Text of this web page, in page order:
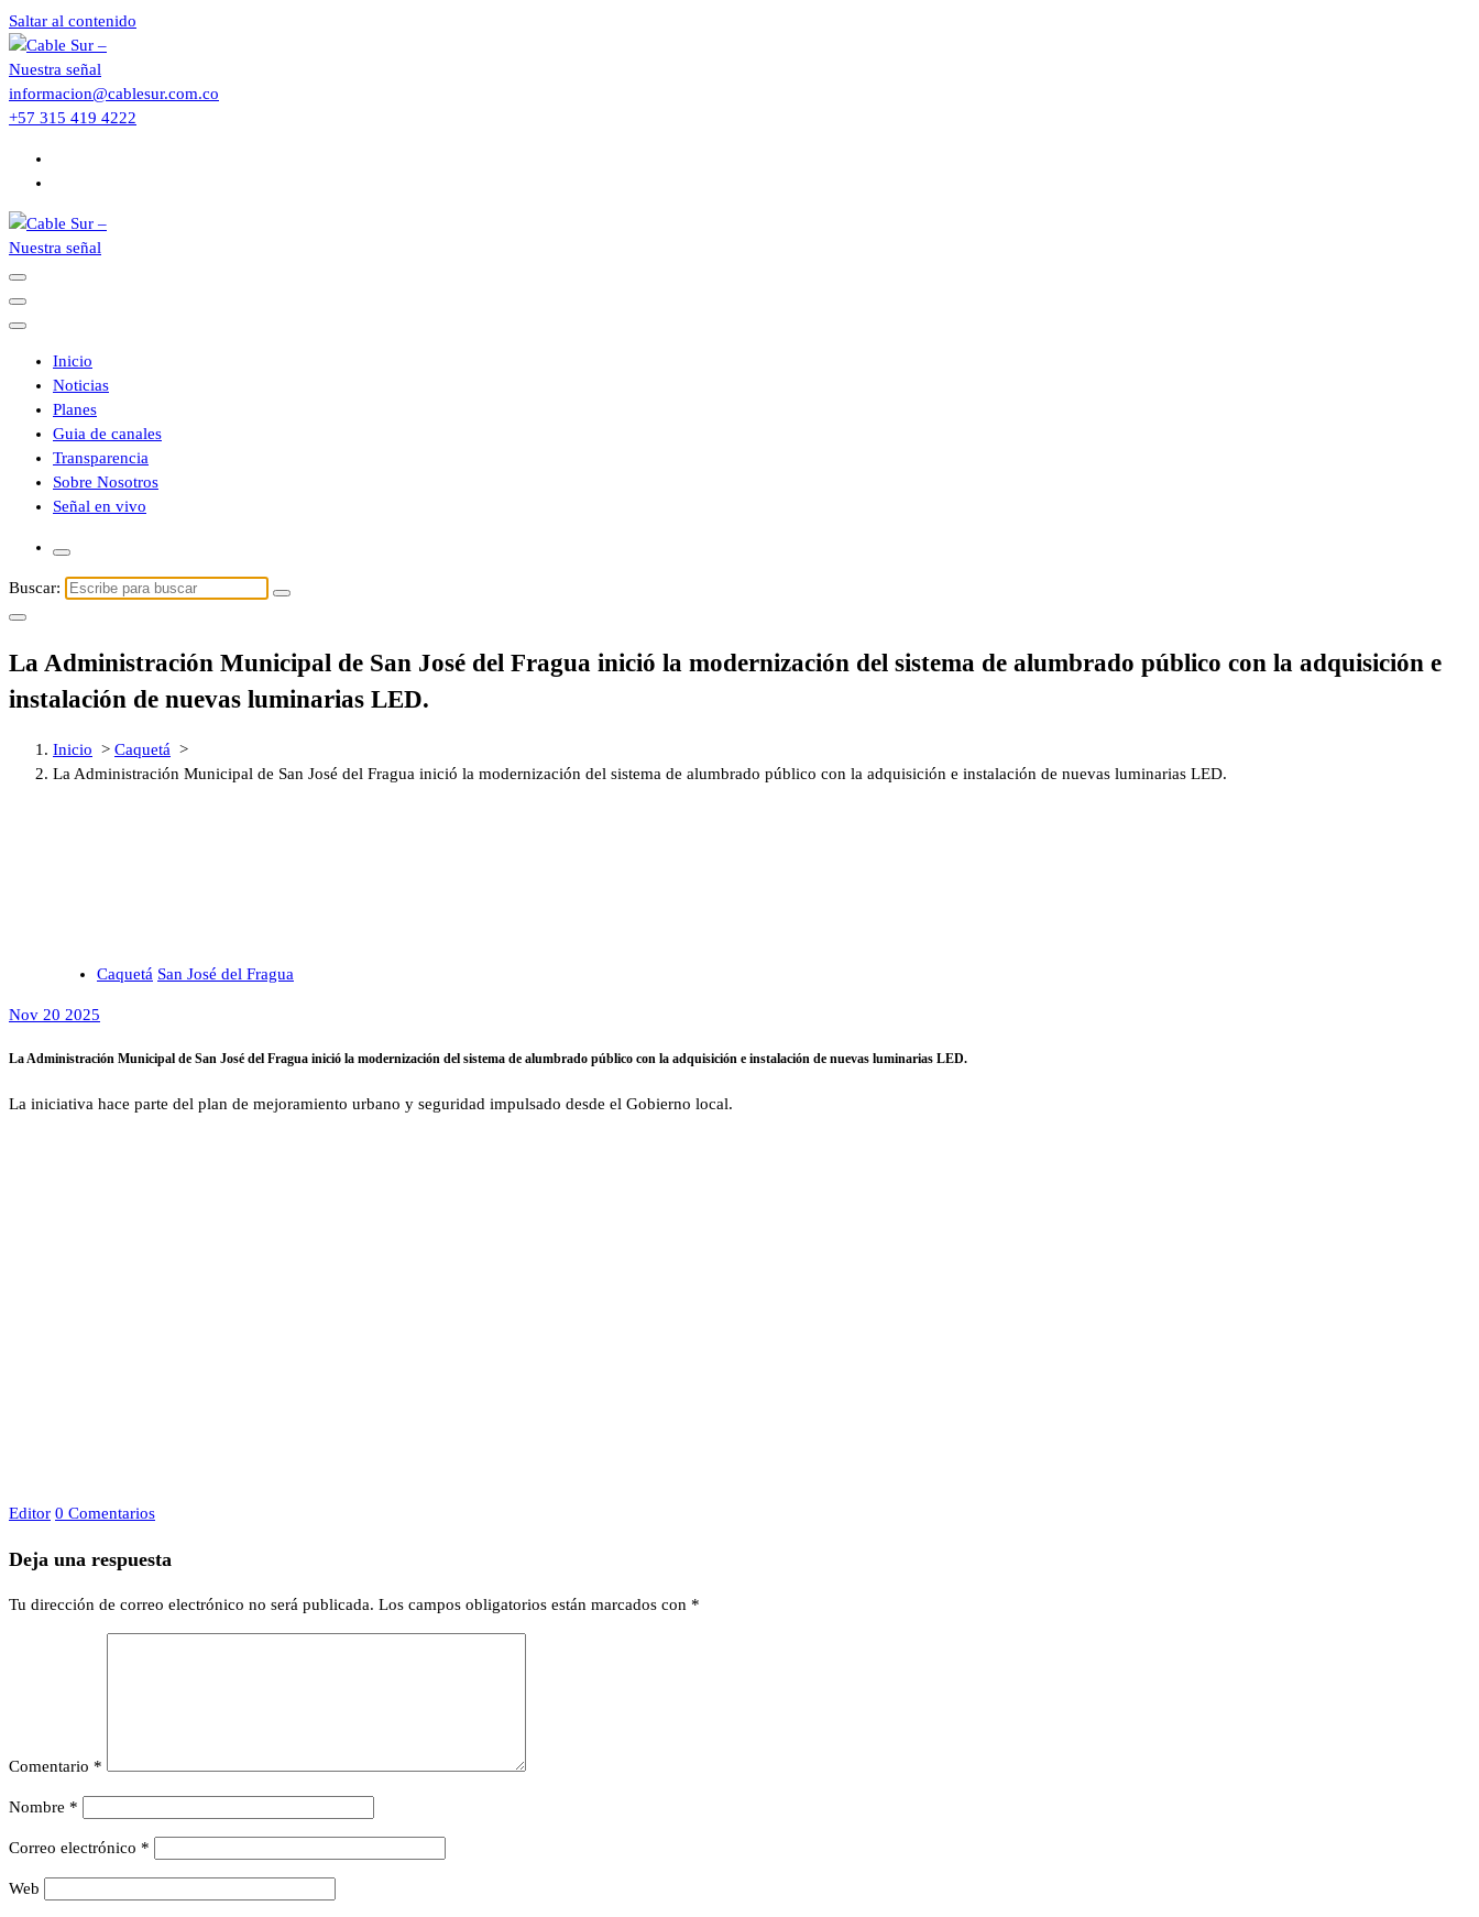
Saltar al contenido
informacion@cablesur.com.co
+57 315 419 4222
Inicio
Noticias
Planes
Guia de canales
Transparencia
Sobre Nosotros
Señal en vivo
Buscar:
La Administración Municipal de San José del Fragua inició la modernización del sistema de alumbrado público con la adquisición e
instalación de nuevas luminarias LED.
Inicio > Caquetá >
La Administración Municipal de San José del Fragua inició la modernización del sistema de alumbrado público con la adquisición e instalación de nuevas luminarias LED.
Caquetá San José del Fragua
Nov 20 2025
La Administración Municipal de San José del Fragua inició la modernización del sistema de alumbrado público con la adquisición e instalación de nuevas luminarias LED.
La iniciativa hace parte del plan de mejoramiento urbano y seguridad impulsado desde el Gobierno local.
Editor 0 Comentarios
Deja una respuesta
Tu dirección de correo electrónico no será publicada. Los campos obligatorios están marcados con *
Comentario *
Nombre *
Correo electrónico *
Web